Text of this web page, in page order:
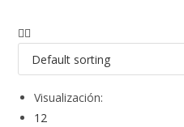
Visualización:
12